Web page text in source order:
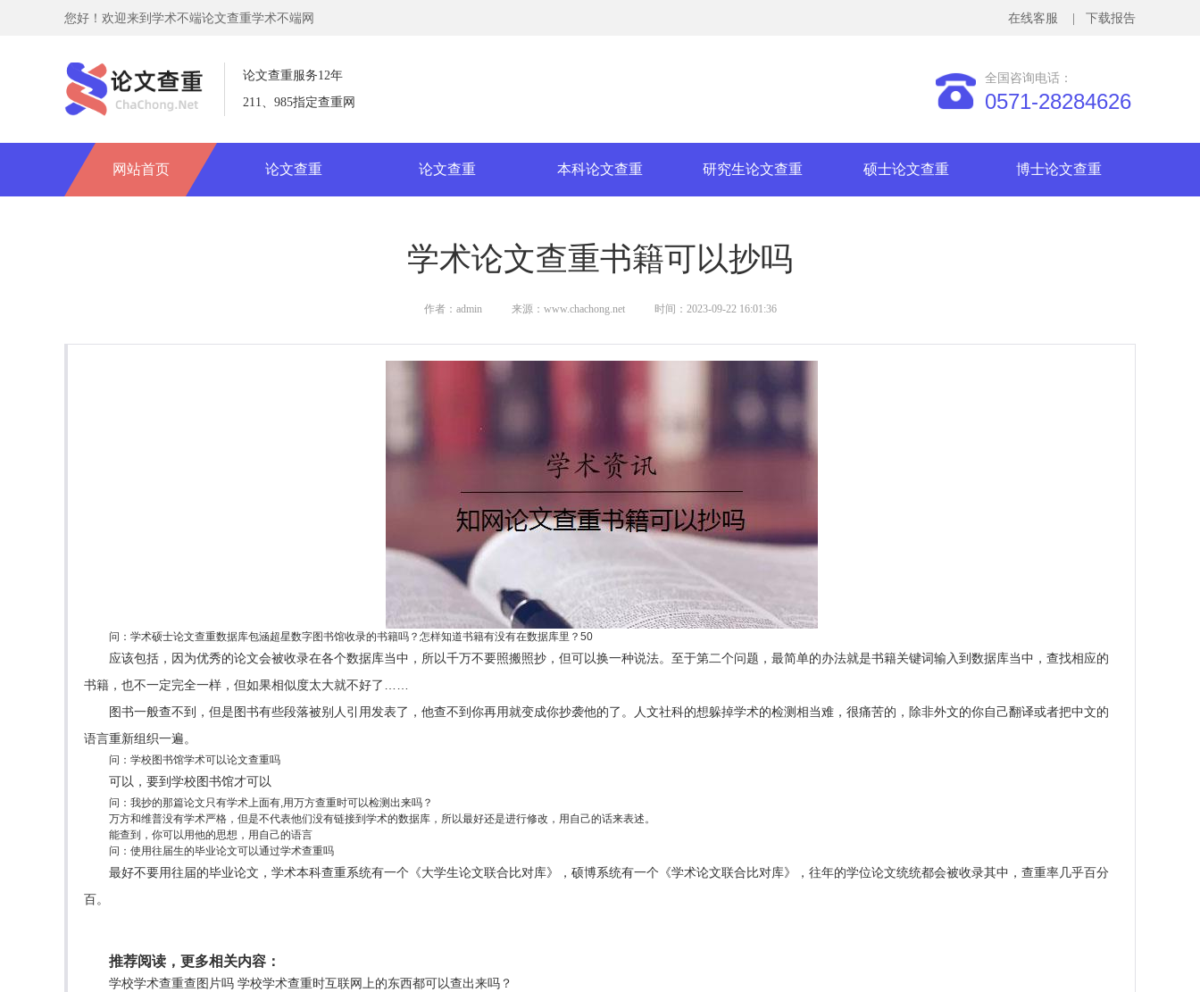
您好！欢迎来到学术不端论文查重学术不端网
网站首页 论文查重 论文查重 本科论文查重 研究生论文查重 硕士论文查重 博士论文查重
论文查重服务12年
211、985指定查重网
全国咨询电话：
0571-28284626
| 下载报告
在线客服
学术论文查重书籍可以抄吗
作者：admin 来源：www.chachong.net 时间：2023-09-22 16:01:36
问：学术硕士论文查重数据库包涵超星数字图书馆收录的书籍吗？怎样知道书籍有没有在数据库里？50
应该包括，因为优秀的论文会被收录在各个数据库当中，所以千万不要照搬照抄，但可以换一种说法。至于第二个问题，最简单的办法就是书籍关键词输入到数据库当中，查找相应的
书籍，也不一定完全一样，但如果相似度太大就不好了……
图书一般查不到，但是图书有些段落被别人引用发表了，他查不到你再用就变成你抄袭他的了。人文社科的想躲掉学术的检测相当难，很痛苦的，除非外文的你自己翻译或者把中文的
语言重新组织一遍。
问：学校图书馆学术可以论文查重吗
可以，要到学校图书馆才可以
问：我抄的那篇论文只有学术上面有,用万方查重时可以检测出来吗？
万方和维普没有学术严格，但是不代表他们没有链接到学术的数据库，所以最好还是进行修改，用自己的话来表述。
能查到，你可以用他的思想，用自己的语言
问：使用往届生的毕业论文可以通过学术查重吗
最好不要用往届的毕业论文，学术本科查重系统有一个《大学生论文联合比对库》，硕博系统有一个《学术论文联合比对库》，往年的学位论文统统都会被收录其中，查重率几乎百分
百。
推荐阅读，更多相关内容：
学校学术查重查图片吗 学校学术查重时互联网上的东西都可以查出来吗？